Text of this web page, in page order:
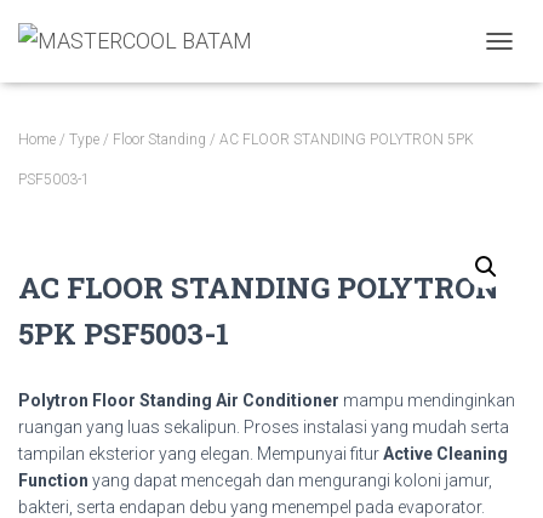
Home / Type / Floor Standing / AC FLOOR STANDING POLYTRON 5PK
PSF5003-1
AC FLOOR STANDING POLYTRON
5PK PSF5003-1
Polytron Floor Standing Air Conditioner mampu mendinginkan
ruangan yang luas sekalipun. Proses instalasi yang mudah serta
tampilan eksterior yang elegan. Mempunyai fiturActive Cleaning
Function yang dapat mencegah dan mengurangi koloni jamur,
bakteri, serta endapan debu yang menempel pada evaporator.